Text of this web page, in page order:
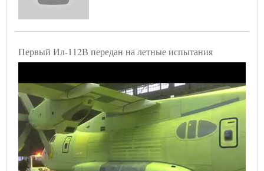
Первый Ил-112В передан на летные испытания